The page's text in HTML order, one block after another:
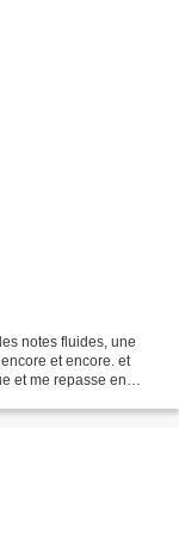
notes fluides, une
et encore. et
et me repasse en